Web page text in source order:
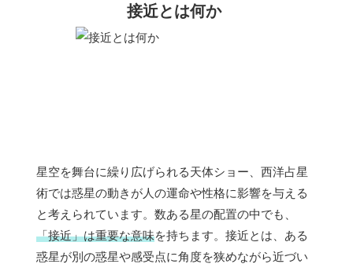
接近とは何か
星空を舞台に繰り広げられる天体ショー、西洋占星
術では惑星の動きが人の運命や性格に影響を与える
と考えられています。数ある星の配置の中でも、
「接近」は重要な意味を持ちます。接近とは、ある
惑星が別の惑星や感受点に角度を狭めながら近づい